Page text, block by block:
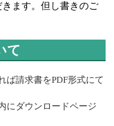
ます。但し書きのご
て
ば請求書をPDF形式にて
にダウンロードページ